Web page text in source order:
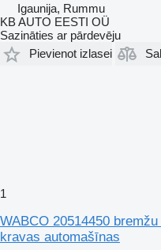
Igaunija, Rummu
KB AUTO EESTI OÜ
Sazināties ar pārdevēju
Pievienot izlasei
1
WABCO 20514450
kravas automašīnas